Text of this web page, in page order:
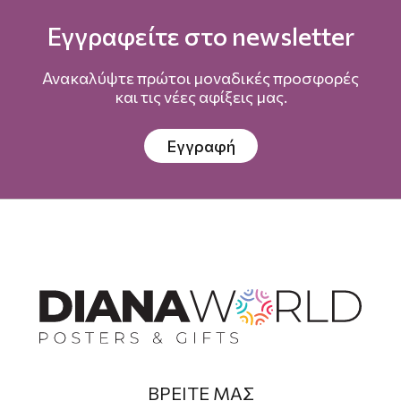
Εγγραφείτε στο newsletter
Ανακαλύψτε πρώτοι μοναδικές προσφορές
και τις νέες αφίξεις μας.
Εγγραφή
ΒΡΕΙΤΕ ΜΑΣ